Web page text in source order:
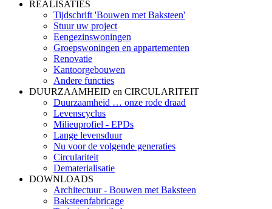
REALISATIES
Tijdschrift 'Bouwen met Baksteen'
Stuur uw project
Eengezinswoningen
Groepswoningen en appartementen
Renovatie
Kantoorgebouwen
Andere functies
DUURZAAMHEID en CIRCULARITEIT
Duurzaamheid … onze rode draad
Levenscyclus
Milieuprofiel - EPDs
Lange levensduur
Nu voor de volgende generaties
Circulariteit
Dematerialisatie
DOWNLOADS
Architectuur - Bouwen met Baksteen
Baksteenfabricage